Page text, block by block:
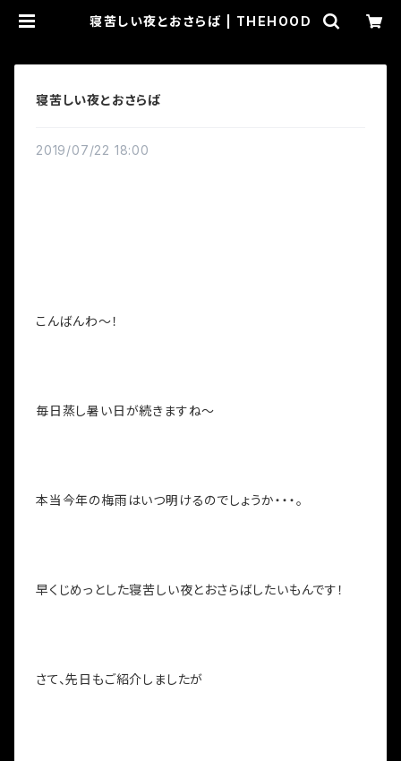
寝苦しい夜とおさらば | THEHOOD
寝苦しい夜とおさらば
2019/07/22 18:00
こんばんわ～！
毎日蒸し暑い日が続きますね～
本当今年の梅雨はいつ明けるのでしょうか・・・。
早くじめっとした寝苦しい夜とおさらばしたいもんです！
さて、先日もご紹介しましたが